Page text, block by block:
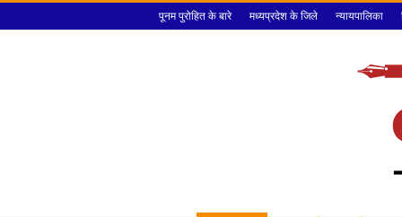
पूनम पुरोहित के बारे मध्यप्रदेश के जिले न्यायपालिका